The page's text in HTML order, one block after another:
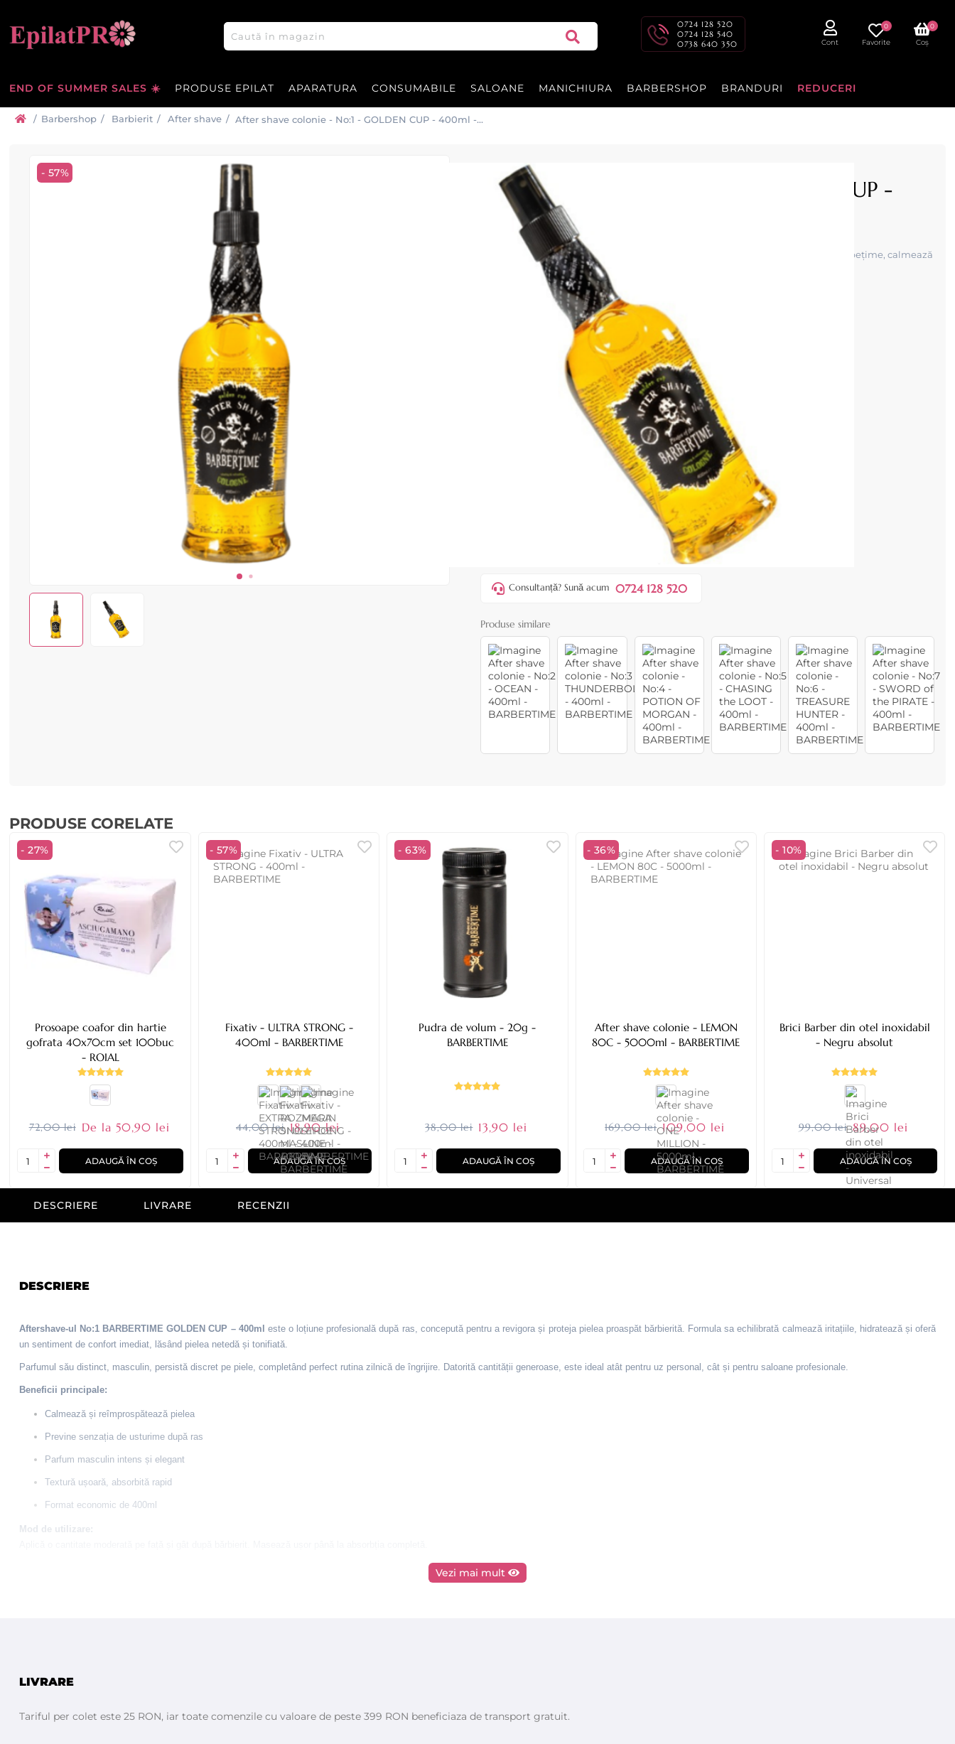
0724 128 520
0724 128 540
0738 640 350
Cont Favorite
0
Coș
0
END OF SUMMER SALES ☀️ PRODUSE EPILAT APARATURA CONSUMABILE SALOANE MANICHIURA BARBERSHOP BRANDURI REDUCERI
/ Barbershop / Barbierit / After shave / After shave colonie - No:1 - GOLDEN CUP - 400ml -
- 57%
After shave colonie - No:1 - GOLDEN CUP -
400ml - BARBERTIME
BARBERTIME GOLDEN CUP Aftershave – 400ml oferă o senzație intensă de prospețime, calmează
pielea iritată și lasă un parfum masculin rafinat după bărbierit.
33 recenzii| Adăugați recenzia dvs.
BAT43
19,90 lei
ADAUGĂ ÎN COȘ
💰 puncte în valoare de de0,10 lei
Consultanță? Sună acum 0724 128 520
Produse similare
PRODUSE CORELATE
- 27%
Prosoape coafor din hartie
gofrata 40x70cm set 100buc
- ROIAL
72,00 lei De la 50,90 lei
ADAUGĂ ÎN COȘ
- 57%
Fixativ - ULTRA STRONG -
400ml - BARBERTIME
44,00 lei 18,90 lei
ADAUGĂ ÎN COȘ
- 63%
Pudra de volum - 20g -
BARBERTIME
38,00 lei 13,90 lei
ADAUGĂ ÎN COȘ
- 36%
After shave colonie - LEMON
80C - 5000ml - BARBERTIME
169,00 lei 109,00 lei
ADAUGĂ ÎN COȘ
- 10%
Brici Barber din otel inoxidabil
- Negru absolut
99,00 lei 89,00 lei
ADAUGĂ ÎN COȘ
DESCRIERE LIVRARE RECENZII
DESCRIERE
Aftershave-ul No:1 BARBERTIME GOLDEN CUP – 400ml este o loțiune profesională după ras, concepută pentru a revigora și proteja pielea proaspăt bărbierită. Formula sa echilibrată calmează iritațiile, hidratează și oferă
un sentiment de confort imediat, lăsând pielea netedă și tonifiată.
Parfumul său distinct, masculin, persistă discret pe piele, completând perfect rutina zilnică de îngrijire. Datorită cantității generoase, este ideal atât pentru uz personal, cât și pentru saloane profesionale.
Beneficii principale:
Calmează și reîmprospătează pielea
Previne senzația de usturime după ras
Parfum masculin intens și elegant
Textură ușoară, absorbită rapid
Format economic de 400ml
Mod de utilizare:
Aqua,Sodium Laureth Sulfate,Magnesium Sulfate,Cocamide DEA,Cocamidopropyl Betaine,Parfum,Glycol Distearate,Hydrolyzed Keratin, Tetrasodium EDTA,Cocamide MEA,Citric Acid, Magnesium Nitrate,
Vezi mai mult
LIVRARE
Tariful per colet este 25 RON, iar toate comenzile cu valoare de peste 399 RON beneficiaza de transport gratuit.